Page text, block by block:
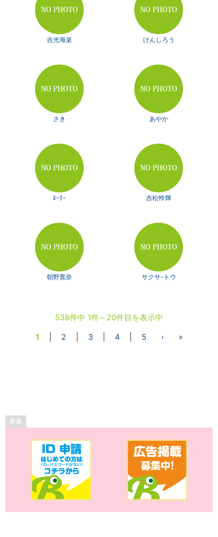
吉光海楽 けんしろう
さき あやか
ﾖｰﾘｰ 吉松怜輝
朝野寛奈 サクサ-トウ
538件中 1件～20件目を表示中
1
2 3 4| 5 › »
P R